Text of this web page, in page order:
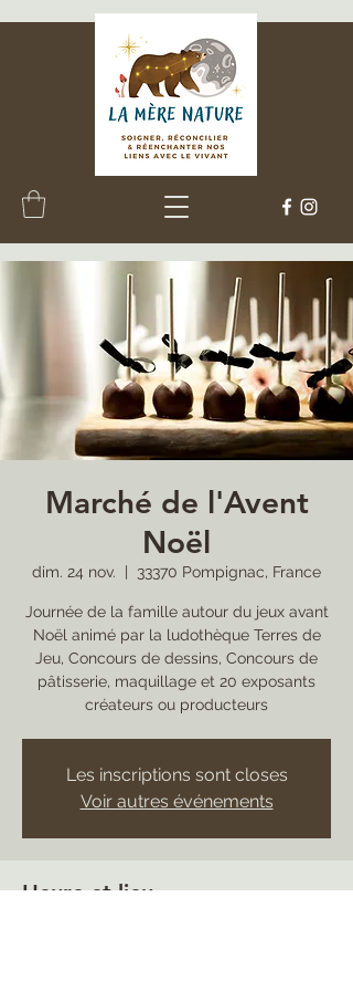
Marché de l'Avent
Noël
dim. 24 nov. 33370 Pompignac, France
Journée de la famille autour du jeux avant
Noël animé par la ludothèque Terres de
Jeu, Concours de dessins, Concours de
pâtisserie, maquillage et 20 exposants
créateurs ou producteurs
Les inscriptions sont closes
Voir autres événements
Heure et lieu